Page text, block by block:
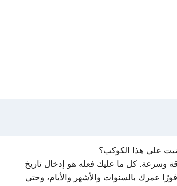
على هذا الكوكب؟
وسرعة. كل ما عليك فعله هو إدخال تاريخ
عمرك بالسنوات والأشهر والأيام، وحتى